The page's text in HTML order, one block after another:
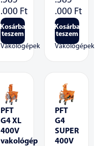
.000 Ft
Kosárba
teszem
Vakológépek
.000 Ft
Kosárba
teszem
Vakológépek
PFT
G4 XL
400V
vakológép
PFT
G4
SUPER
400V